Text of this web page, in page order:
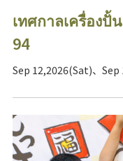
เทศกาลเครื่องปั้
94
Sep 12,2026(Sat)、Sep